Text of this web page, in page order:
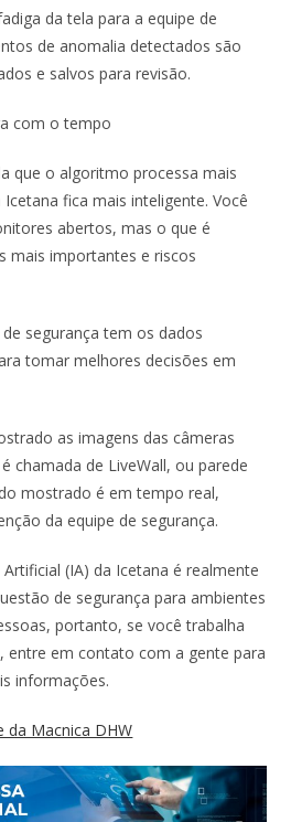
da tela para a equipe de
de anomalia detectados são
e salvos para revisão.
com o tempo
que o algoritmo processa mais
fica mais inteligente. Você
abertos, mas o que é
mais importantes e riscos
segurança tem os dados
tomar melhores decisões em
as imagens das câmeras
chamada de LiveWall, ou parede
mostrado é em tempo real,
da equipe de segurança.
(IA) da Icetana é realmente
de segurança para ambientes
portanto, se você trabalha
entre em contato com a gente para
informações.
da Macnica DHW